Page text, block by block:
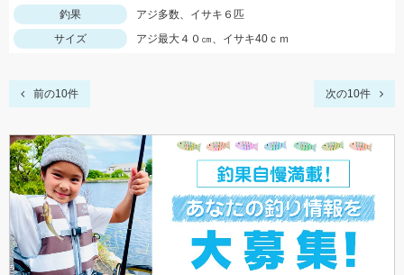
釣果
アジ多数、イサキ６匹
サイズ
アジ最大４０㎝、イサキ40ｃｍ
前の10件 次の10件